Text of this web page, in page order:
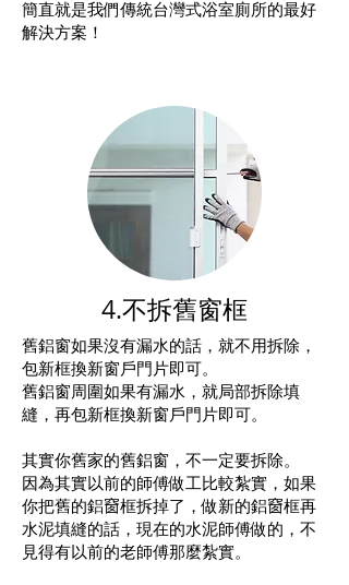
簡直就是我們傳統台灣式浴室廁所的最好
解決方案！
4.不拆舊窗框
舊鋁窗如果沒有漏水的話，就不用拆除，
包新框換新窗戶門片即可。
舊鋁窗周圍如果有漏水，就局部拆除填
縫，再包新框換新窗戶門片即可。
其實你舊家的舊鋁窗，不一定要拆除。
因為其實以前的師傅做工比較紮實，如果
你把舊的鋁𥦬框拆掉了，做新的鋁𥦬框再
水泥填縫的話，現在的水泥師傅做的，不
見得有以前的老師傅那麼紮實。